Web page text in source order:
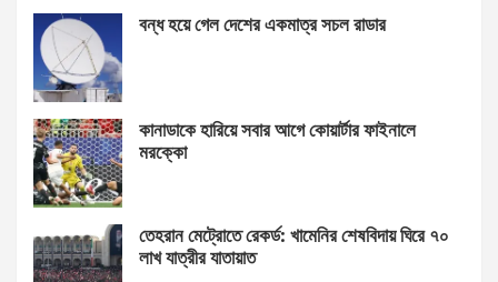
বন্ধ হয়ে গেল দেশের একমাত্র সচল রাডার
কানাডাকে হারিয়ে সবার আগে কোয়ার্টার ফাইনালে
মরক্কো
তেহরান মেট্রোতে রেকর্ড: খামেনির শেষবিদায় ঘিরে ৭০
লাখ যাত্রীর যাতায়াত